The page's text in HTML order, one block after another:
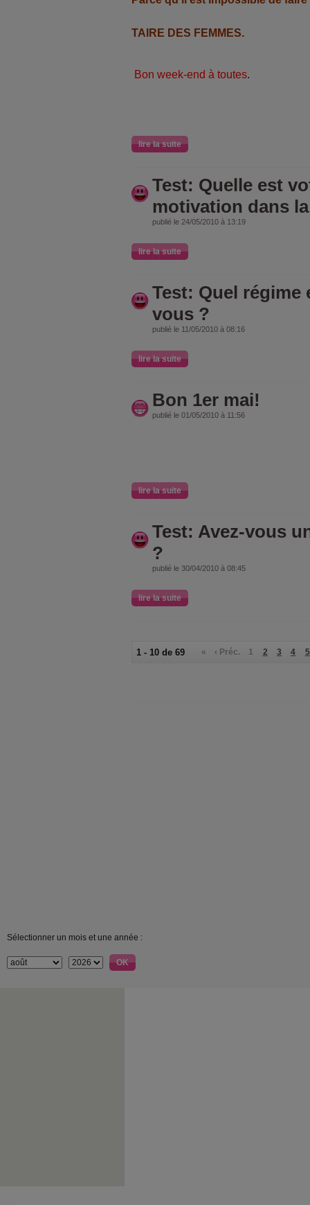
TAIRE DES FEMMES.
Bon week-end à toutes.
lire la suite
Test: Quelle est
motivation dans
publié le 24/05/2010 à 13:19
lire la suite
Test: Quel régime
vous ?
publié le 11/05/2010 à 08:16
lire la suite
Bon 1er mai!
publié le 01/05/2010 à 11:56
lire la suite
Test: Avez-vous
?
publié le 30/04/2010 à 08:45
lire la suite
1 - 10 de 69 « ‹ Préc. 1 2 3 4 5
Sélectionner un mois et une année :